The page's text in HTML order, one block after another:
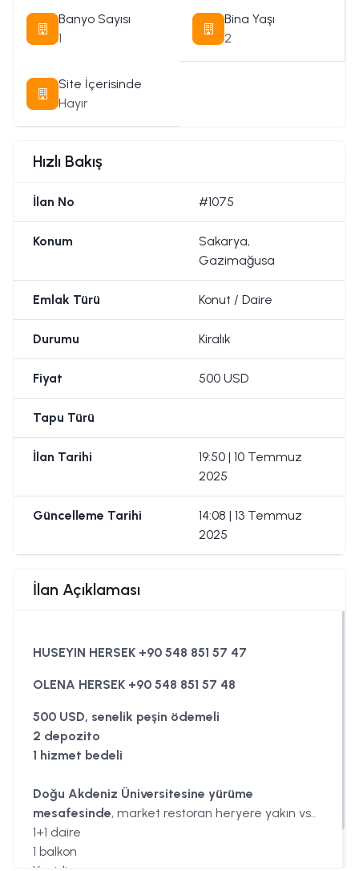
Banyo Sayısı
1
Bina Yaşı
2
Site İçerisinde
Hayır
Hızlı Bakış
İlan No #1075
Konum
Sakarya,
Gazimağusa
Emlak Türü Konut / Daire
Durumu Kiralık
Fiyat 500 USD
Tapu Türü
İlan Tarihi
19:50 | 10 Temmuz
2025
Güncelleme Tarihi
14:08 | 13 Temmuz
2025
İlan Açıklaması
HUSEYIN HERSEK +90 548 851 57 47
OLENA HERSEK +90 548 851 57 48
500 USD, senelik peşin ödemeli
2 depozito
1 hizmet bedeli
Doğu Akdeniz Üniversitesine yürüme
mesafesinde, market restoran heryere yakın vs..
1+1 daire
1 balkon